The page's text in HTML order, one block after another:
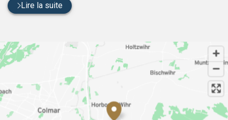
Lire la suite